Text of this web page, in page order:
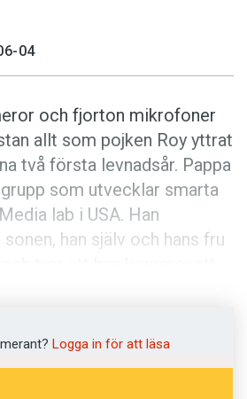
04
och fjorton mikrofoner
allt som pojken Roy yttrat
två första levnadsår. Pappa
som utvecklar smarta
lab i USA. Han
han själv och hans fru
lär sig språk, för att han
sedan ska kunna lära
Logga in för att läsa